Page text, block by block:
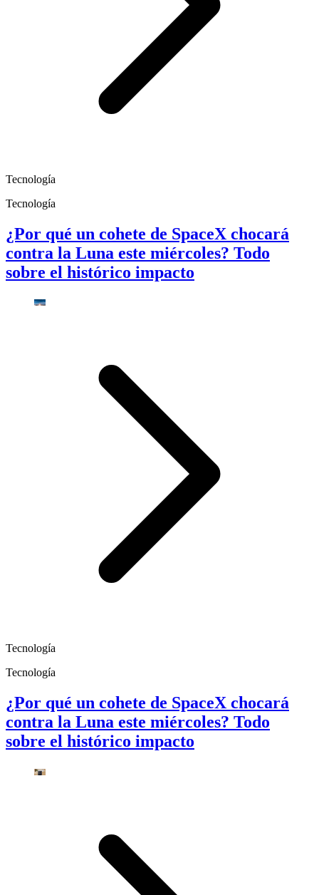
Tecnología
Tecnología
¿Por qué un cohete de SpaceX chocará
contra la Luna este miércoles? Todo
sobre el histórico impacto
Tecnología
Tecnología
¿Por qué un cohete de SpaceX chocará
contra la Luna este miércoles? Todo
sobre el histórico impacto